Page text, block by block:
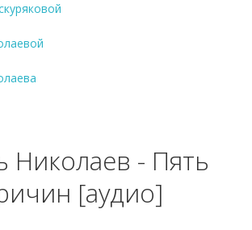
Николаев - Пять
[аудио]